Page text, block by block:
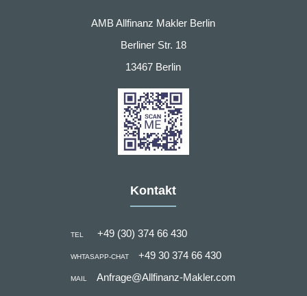
AMB Allfinanz Makler Berlin
Berliner Str. 18
13467 Berlin
Kontakt
TEL +49 (30) 374 66 430
WHTASAPP-CHAT +49 30 374 66 430
MAIL Anfrage@Allfinanz-Makler.com